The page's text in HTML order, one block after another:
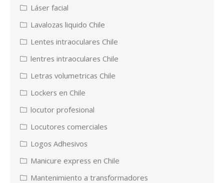
Láser facial
Lavalozas liquido Chile
Lentes intraoculares Chile
lentres intraoculares Chile
Letras volumetricas Chile
Lockers en Chile
locutor profesional
Locutores comerciales
Logos Adhesivos
Manicure express en Chile
Mantenimiento a transformadores